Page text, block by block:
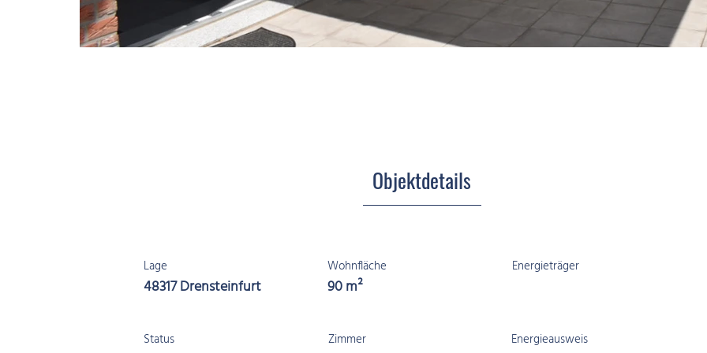
Objektdetails
Lage Wohnfläche Energieträger
48317 Drensteinfurt 90 m²
Status Zimmer Energieausweis